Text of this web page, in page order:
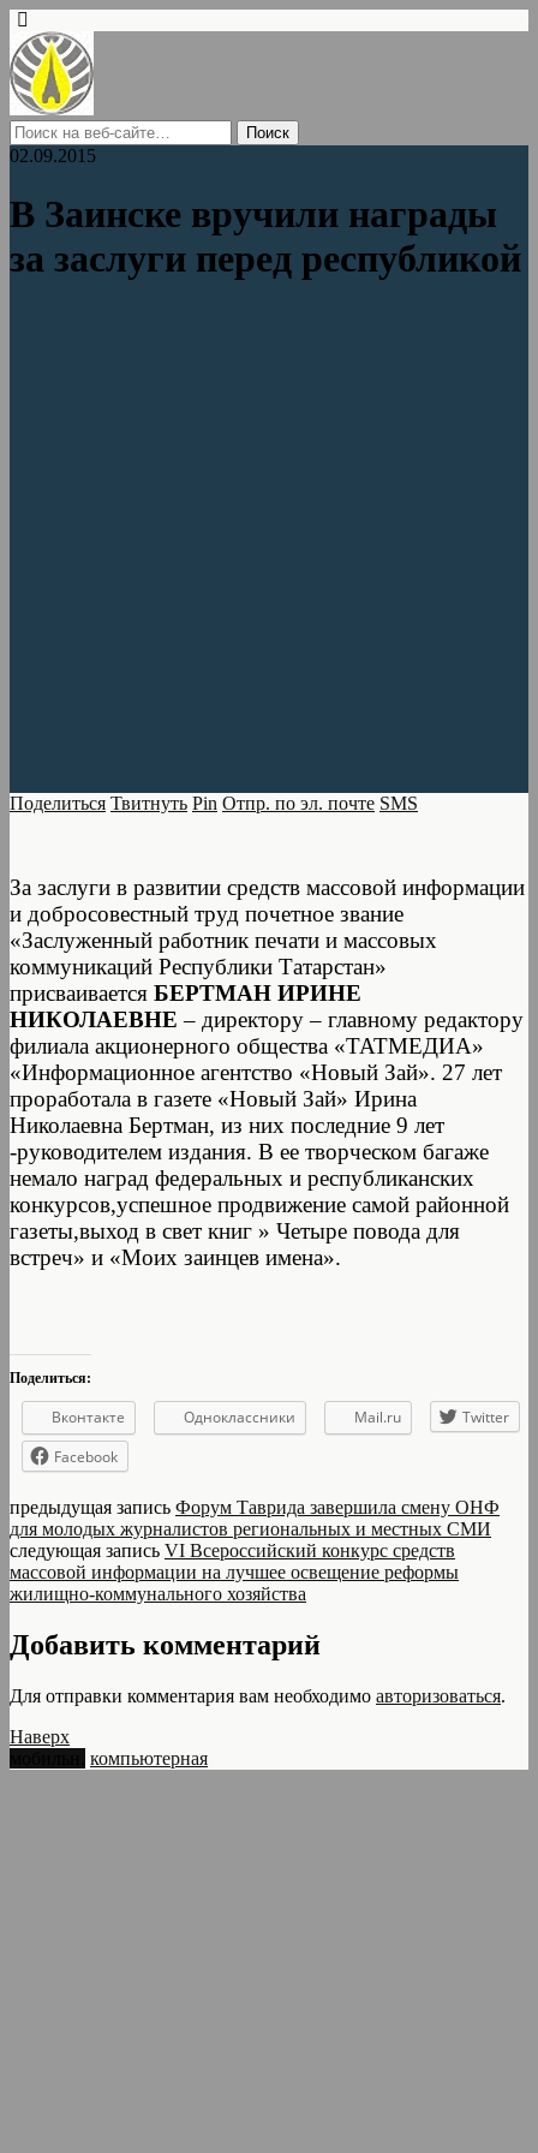
02.09.2015
В Заинске вручили награды
за заслуги перед республикой
Поделиться Твитнуть Pin Отпр. по эл. почте SMS
За заслуги в развитии средств массовой информации
и добросовестный труд почетное звание
«Заслуженный работник печати и массовых
коммуникаций Республики Татарстан»
присваивается БЕРТМАН ИРИНЕ
НИКОЛАЕВНЕ – директору – главному редактору
филиала акционерного общества «ТАТМЕДИА»
«Информационное агентство «Новый Зай». 27 лет
проработала в газете «Новый Зай» Ирина
Николаевна Бертман, из них последние 9 лет
-руководителем издания. В ее творческом багаже
немало наград федеральных и республиканских
конкурсов,успешное продвижение самой районной
газеты,выход в свет книг » Четыре повода для
встреч» и «Моих заинцев имена».
Поделиться:
Вконтакте Одноклассники Mail.ru
Twitter
Facebook
предыдущая запись Форум Таврида завершила смену ОНФ
для молодых журналистов региональных и местных СМИ
следующая запись VI Всероссийский конкурс средств
массовой информации на лучшее освещение реформы
жилищно-коммунального хозяйства
Добавить комментарий
Для отправки комментария вам необходимо авторизоваться.
Наверх
компьютерная